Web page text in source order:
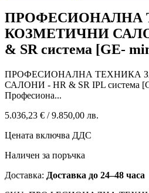
ПРОФЕСИОНАЛНА
КОЗМЕТИЧНИ
& SR система [GE-
ПРОФЕСИОНАЛНА ТЕХНИКА
САЛОНИ - HR & SR IPL система
Професиона...
5.036,23 € / 9.850,00 лв.
Цената включва ДДС
Наличен за поръчка
Доставка: Доставка до 24–48 часа